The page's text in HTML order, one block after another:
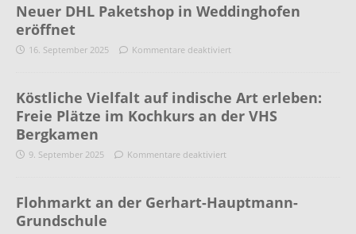
Neuer DHL Paketshop in Weddinghofen
eröffnet
16. September 2025 Kommentare deaktiviert
Köstliche Vielfalt auf indische Art erleben:
Freie Plätze im Kochkurs an der VHS
Bergkamen
9. September 2025 Kommentare deaktiviert
Flohmarkt an der Gerhart-Hauptmann-
Grundschule